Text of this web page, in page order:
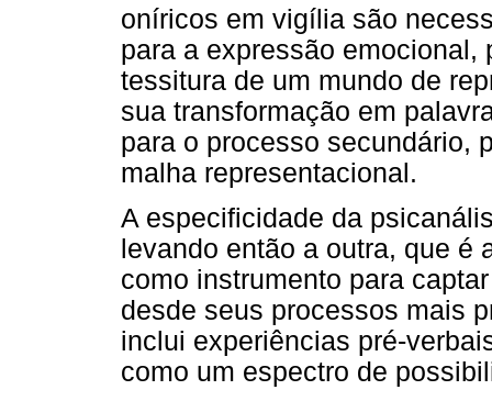
oníricos em vigília são
para a expressão
tessitura de um mundo de
sua transformação em
para o processo secundário,
malha representacional.
A especificidade da
levando então a outra, que é
como instrumento para
desde seus processos mais
inclui experiências pré-
como um espectro de